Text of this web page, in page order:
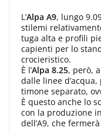
L’Alpa A9, lungo
stilemi
tuga alta e profili
capienti per lo
crocieristico.
È l’Alpa 8.25, però,
dalle linee
timone separato,
È questo anche lo
con la produzione
dell’A9, che